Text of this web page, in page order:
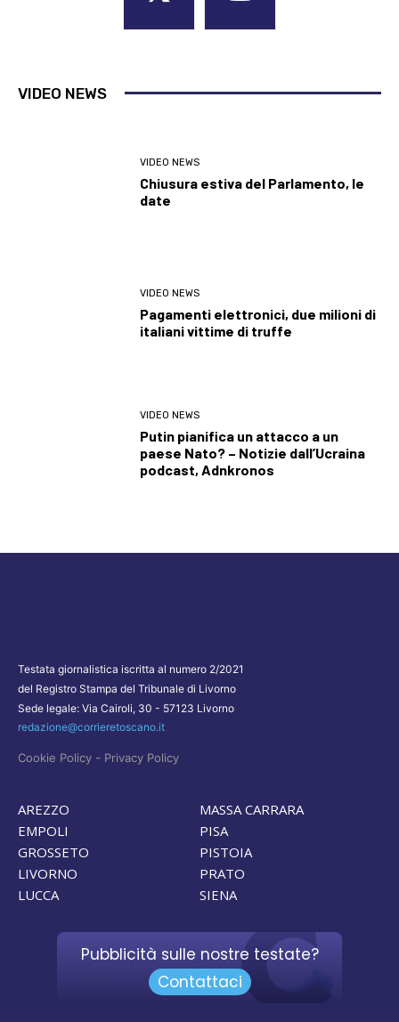
VIDEO NEWS
VIDEO NEWS
Chiusura estiva del Parlamento, le
date
VIDEO NEWS
Pagamenti elettronici, due milioni di
italiani vittime di truffe
VIDEO NEWS
Putin pianifica un attacco a un
paese Nato? – Notizie dall’Ucraina
podcast, Adnkronos
Testata giornalistica iscritta al numero 2/2021
del Registro Stampa del Tribunale di Livorno
Sede legale: Via Cairoli, 30 - 57123 Livorno
redazione@corrieretoscano.it
Cookie Policy - Privacy Policy
AREZZO
EMPOLI
GROSSETO
LIVORNO
LUCCA
MASSA CARRARA
PISA
PISTOIA
PRATO
SIENA
Pubblicità sulle nostre testate?
Contattaci